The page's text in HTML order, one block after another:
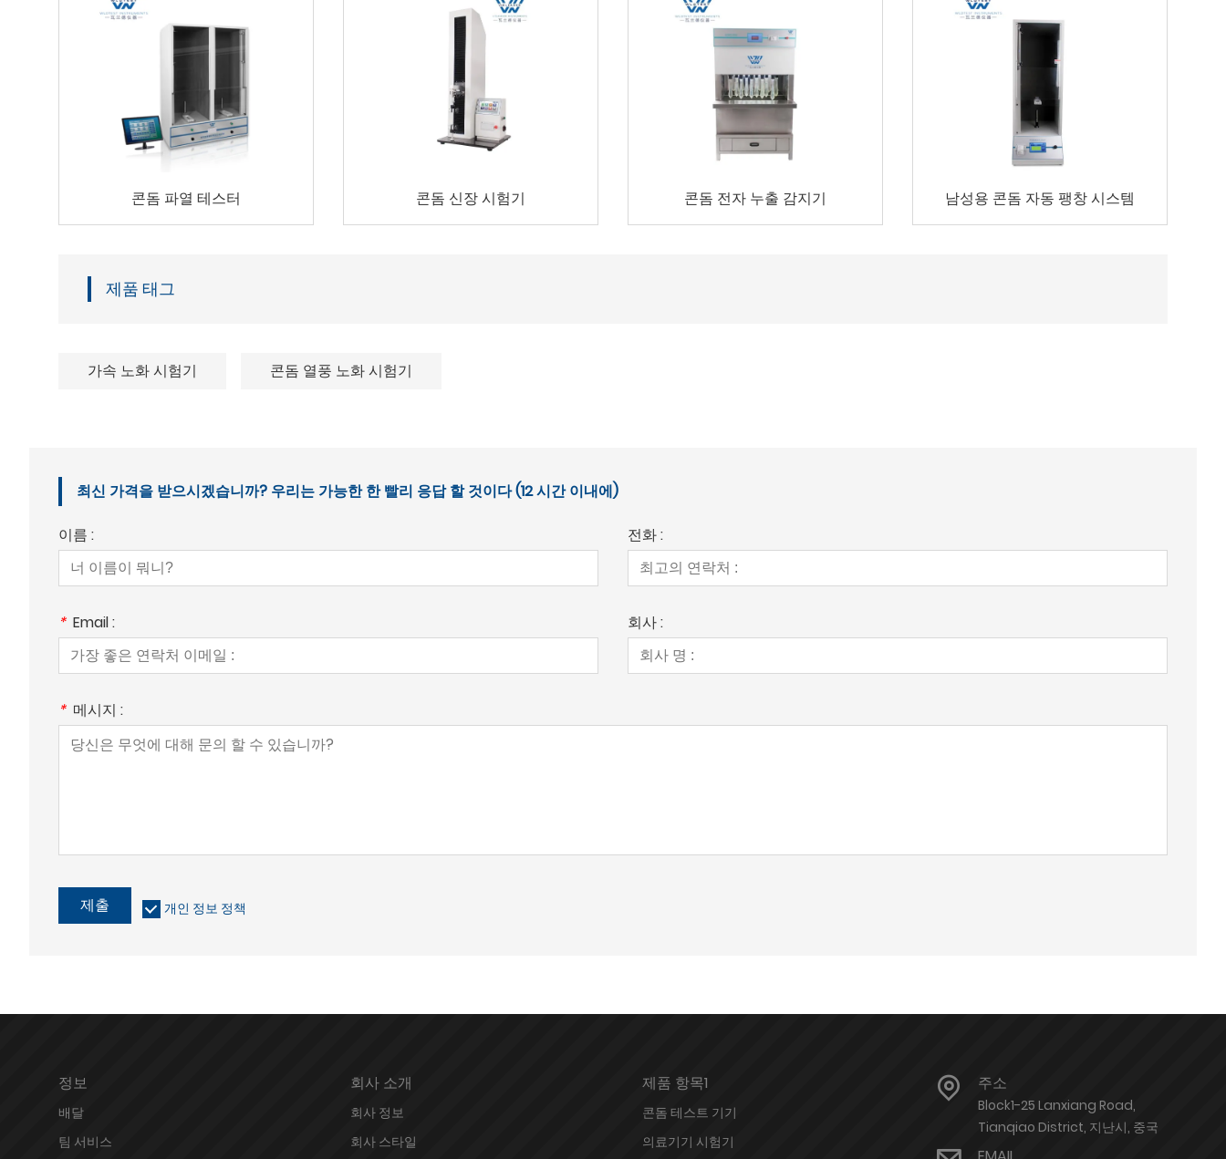
콘돔 파열 테스터 콘돔 신장 시험기 콘돔 전자 누출 감지기 남성용 콘돔 자동 팽창 시스템
제품 태그
가속 노화 시험기 콘돔 열풍 노화 시험기
최신 가격을 받으시겠습니까? 우리는 가능한 한 빨리 응답 할 것이다 (12 시간 이내에)
이름 : 전화 :
* Email : 회사 :
* 메시지 :
제출 개인 정보 정책
정보
배달
팀 서비스
회사 소개
회사 정보
회사 스타일
제품 항목1
콘돔 테스트 기기
의료기기 시험기
주소
Block1-25 Lanxiang Road,
Tianqiao District, 지난시, 중국